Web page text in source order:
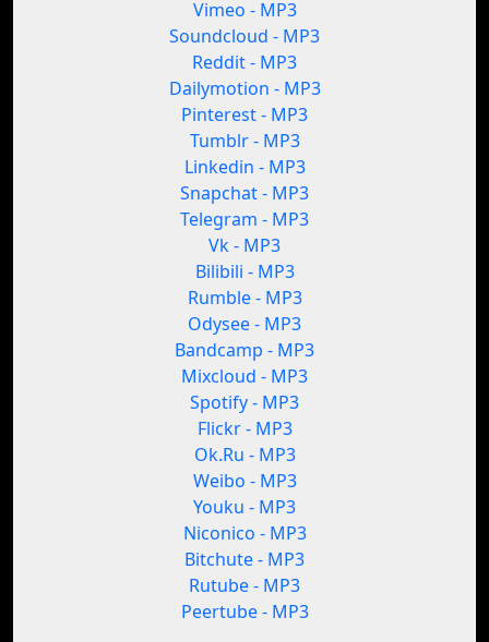
Vimeo - MP3
Soundcloud - MP3
Reddit - MP3
Dailymotion - MP3
Pinterest - MP3
Tumblr - MP3
Linkedin - MP3
Snapchat - MP3
Telegram - MP3
Vk - MP3
Bilibili - MP3
Rumble - MP3
Odysee - MP3
Bandcamp - MP3
Mixcloud - MP3
Spotify - MP3
Flickr - MP3
Ok.Ru - MP3
Weibo - MP3
Youku - MP3
Niconico - MP3
Bitchute - MP3
Rutube - MP3
Peertube - MP3